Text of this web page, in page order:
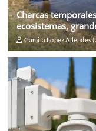
Charcas
ecosistemas,
Camila López Allendes